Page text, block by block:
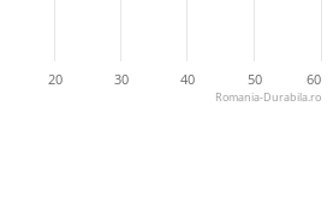
20 30 40 50 60
Romania-Durabila.ro